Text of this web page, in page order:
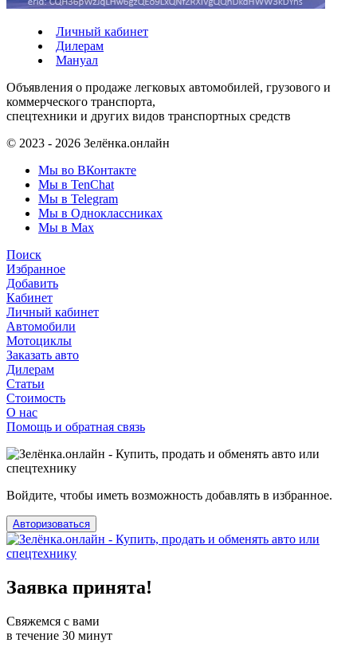
Личный кабинет
Дилерам
Мануал
Объявления о продаже легковых автомобилей, грузового и
коммерческого транспорта,
спецтехники и других видов транспортных средств
© 2023 - 2026 Зелёнка.онлайн
Мы во ВКонтакте
Мы в TenChat
Мы в Telegram
Мы в Одноклассниках
Мы в Max
Поиск
Избранное
Добавить
Кабинет
Личный кабинет
Автомобили
Мотоциклы
Заказать авто
Дилерам
Статьи
Стоимость
О нас
Помощь и обратная связь
Войдите, чтобы иметь возможность добавлять в избранное.
Авторизоваться
Заявка принята!
Свяжемся с вами
в течение 30 минут